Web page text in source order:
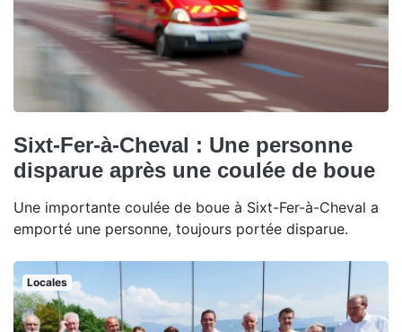
Sixt-Fer-à-Cheval : Une personne
disparue après une coulée de boue
Une importante coulée de boue à Sixt-Fer-à-Cheval a
emporté une personne, toujours portée disparue.
Locales